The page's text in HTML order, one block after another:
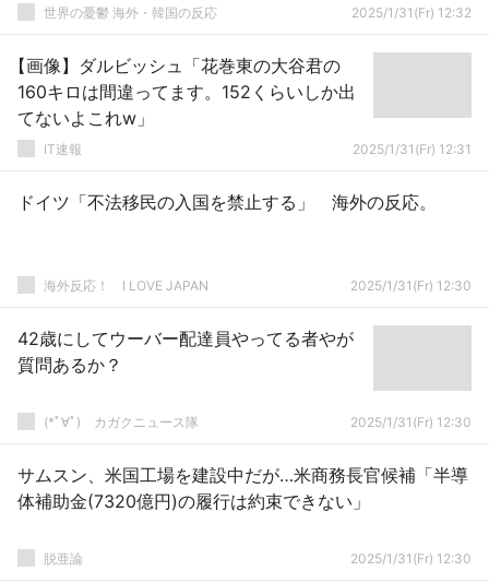
世界の憂鬱 海外・韓国の反応 2025/1/31(Fr) 12:32
【画像】ダルビッシュ「花巻東の大谷君の
160キロは間違ってます。152くらいしか出
てないよこれw」
IT速報 2025/1/31(Fr) 12:31
ドイツ「不法移民の入国を禁止する」 海外の反応。
海外反応！ I LOVE JAPAN 2025/1/31(Fr) 12:30
42歳にしてウーバー配達員やってる者やが
質問あるか？
(*ﾟ∀ﾟ)ゞカガクニュース隊 2025/1/31(Fr) 12:30
サムスン、米国工場を建設中だが…米商務長官候補「半導
体補助金(7320億円)の履行は約束できない」
脱亜論 2025/1/31(Fr) 12:30